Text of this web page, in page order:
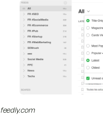
feedly.com